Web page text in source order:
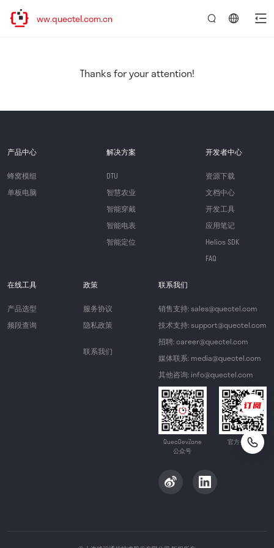
www.quectel.com.cn
Thanks for your attention!
产品中心
蜂窝模组
单板电脑
解决方案
DTU
智慧农业
智能穿戴
智能电表
智能定位
开发者中心
资源下载
文档中心
开发工具
应用笔记
Helios SDK
FAQ
在线工具
产品选型
频段查询
政策
服务协议
隐私政策
联系我们
联系我们
销售支持: sales@quectel.com
技术支持: support@quectel.com
招聘: career@quectel.com
媒体联系: media@quectel.com
其他咨询: info@quectel.com
QuecDevZone
公众号
官方公众号